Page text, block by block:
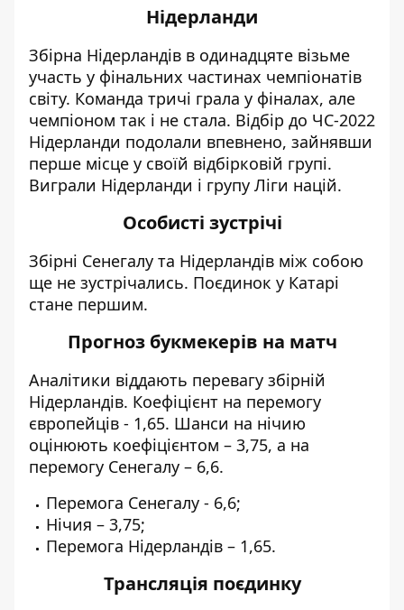
Нідерланди
Збірна Нідерландів в одинадцяте візьме
участь у фінальних частинах чемпіонатів
світу. Команда тричі грала у фіналах, але
чемпіоном так і не стала. Відбір до ЧС-2022
Нідерланди подолали впевнено, зайнявши
перше місце у своїй відбірковій групі.
Виграли Нідерланди і групу Ліги націй.
Особисті зустрічі
Збірні Сенегалу та Нідерландів між собою
ще не зустрічались. Поєдинок у Катарі
стане першим.
Прогноз букмекерів на матч
Аналітики віддають перевагу збірній
Нідерландів. Коефіцієнт на перемогу
європейців - 1,65. Шанси на нічию
оцінюють коефіцієнтом – 3,75, а на
перемогу Сенегалу – 6,6.
Перемога Сенегалу - 6,6;
Нічия – 3,75;
Перемога Нідерландів – 1,65.
Трансляція поєдинку